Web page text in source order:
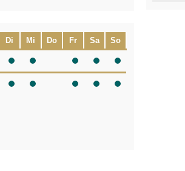
Di Mi Do Fr Sa So